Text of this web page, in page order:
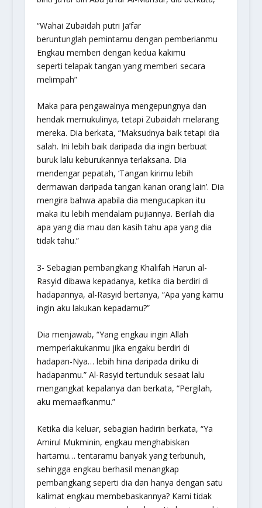
“Wahai Zubaidah putri Ja’far
beruntunglah pemintamu dengan pemberianmu
Engkau memberi dengan kedua kakimu
seperti telapak tangan yang memberi secara
melimpah”
Maka para pengawalnya mengepungnya dan
hendak memukulinya, tetapi Zubaidah melarang
mereka. Dia berkata, “Maksudnya baik tetapi dia
salah. Ini lebih baik daripada dia ingin berbuat
buruk lalu keburukannya terlaksana. Dia
mendengar pepatah, ‘Tangan kirimu lebih
dermawan daripada tangan kanan orang lain’. Dia
mengira bahwa apabila dia mengucapkan itu
maka itu lebih mendalam pujiannya. Berilah dia
apa yang dia mau dan kasih tahu apa yang dia
tidak tahu.”
3- Sebagian pembangkang Khalifah Harun al-
Rasyid dibawa kepadanya, ketika dia berdiri di
hadapannya, al-Rasyid bertanya, “Apa yang kamu
ingin aku lakukan kepadamu?”
Dia menjawab, “Yang engkau ingin Allah
memperlakukanmu jika engaku berdiri di
hadapan-Nya… lebih hina daripada diriku di
hadapanmu.” Al-Rasyid tertunduk sesaat lalu
mengangkat kepalanya dan berkata, “Pergilah,
aku memaafkanmu.”
Ketika dia keluar, sebagian hadirin berkata, “Ya
Amirul Mukminin, engkau menghabiskan
hartamu… tentaramu banyak yang terbunuh,
sehingga engkau berhasil menangkap
pembangkang seperti dia dan hanya dengan satu
kalimat engkau membebaskannya? Kami tidak